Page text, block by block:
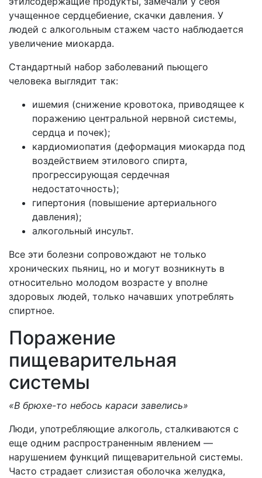
учащенное сердцебиение, скачки давления. У
людей с алкогольным стажем часто наблюдается
увеличение миокарда.
Стандартный набор заболеваний пьющего
человека выглядит так:
ишемия (снижение кровотока, приводящее к
поражению центральной нервной системы,
сердца и почек);
кардиомиопатия (деформация миокарда под
воздействием этилового спирта,
прогрессирующая сердечная
недостаточность);
гипертония (повышение артериального
давления);
алкогольный инсульт.
Все эти болезни сопровождают не только
хронических пьяниц, но и могут возникнуть в
относительно молодом возрасте у вполне
здоровых людей, только начавших употреблять
спиртное.
Поражение
пищеварительная
системы
«В брюхе-то небось караси завелись»
Люди, употребляющие алкоголь, сталкиваются с
еще одним распространенным явлением —
нарушением функций пищеварительной системы.
Часто страдает слизистая оболочка желудка,